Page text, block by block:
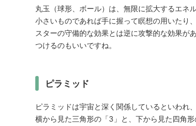
丸玉（球形、ボール）は、無限に拡大するエネ
小さいものであれば手に握って瞑想の用いたり
スターの守備的な効果とは逆に攻撃的な効果が
つけるのもいいですね。
ピラミッド
ピラミッドは宇宙と深く関係しているといわれ
横から見た三角形の「3」と、下から見た四角